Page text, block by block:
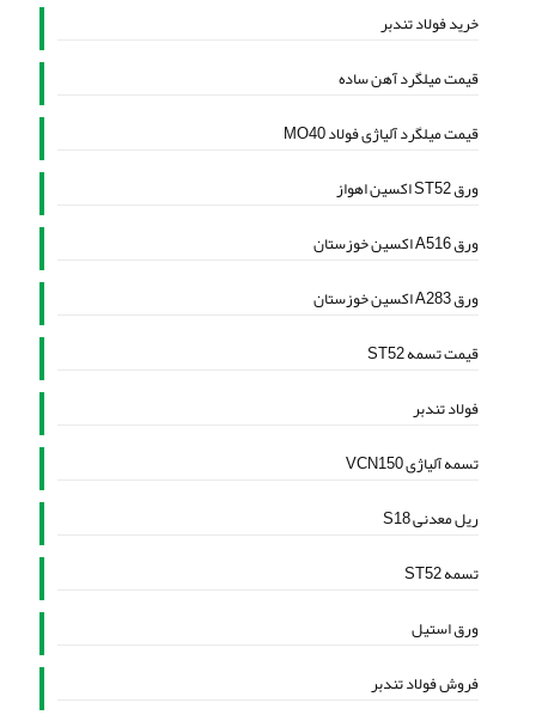
خرید فولاد تندبر
قیمت میلگرد آهن ساده
قیمت میلگرد آلیاژی فولاد MO40
ورق ST52 اکسین اهواز
ورق A516 اکسین خوزستان
ورق A283 اکسین خوزستان
قیمت تسمه ST52
فولاد تندبر
تسمه آلیاژی VCN150
ریل معدنی S18
تسمه ST52
ورق استیل
فروش فولاد تندبر